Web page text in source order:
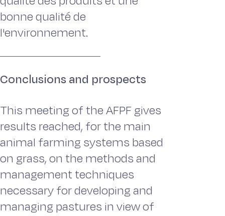
bonne qualité de
l'environnement.
Conclusions and prospects
This meeting of the AFPF gives
results reached, for the main
animal farming systems based
on grass, on the methods and
management techniques
necessary for developing and
managing pastures in view of